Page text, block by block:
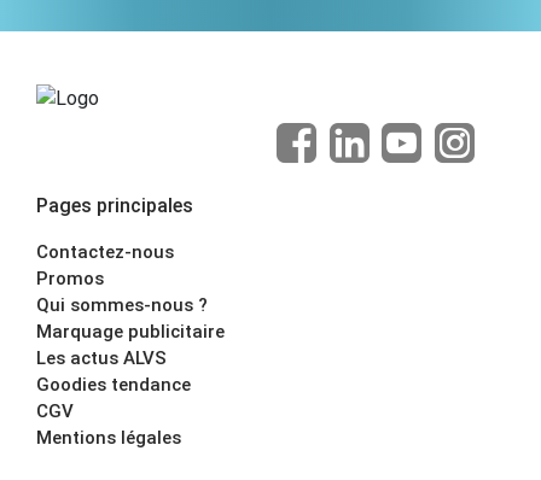
Pages principales
Contactez-nous
Promos
Qui sommes-nous ?
Marquage publicitaire
Les actus ALVS
Goodies tendance
CGV
Mentions légales